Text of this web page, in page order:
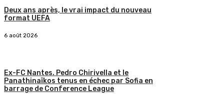
Deux ans après, le vrai impact du nouveau
format UEFA
6 août 2026
Ex-FC Nantes. Pedro Chirivella et le
Panathinaïkos tenus en échec par Sofia en
barrage de Conference League